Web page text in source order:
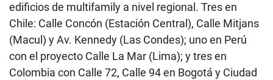
edificios de multifamily a nivel regional. Tres en
Chile: Calle Concón (Estación Central), Calle Mitjans
(Macul) y Av. Kennedy (Las Condes); uno en Perú
con el proyecto Calle La Mar (Lima); y tres en
Colombia con Calle 72, Calle 94 en Bogotá y Ciudad